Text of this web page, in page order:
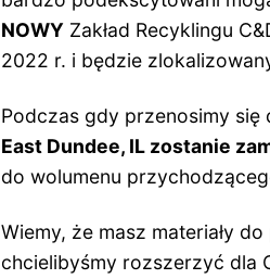
NOWY Zakład Recyklingu
2022 r. i będzie
Podczas gdy przenosimy
East Dundee, IL zostanie
do wolumenu
Wiemy, że masz materiały
chcielibyśmy rozszerzyć dla